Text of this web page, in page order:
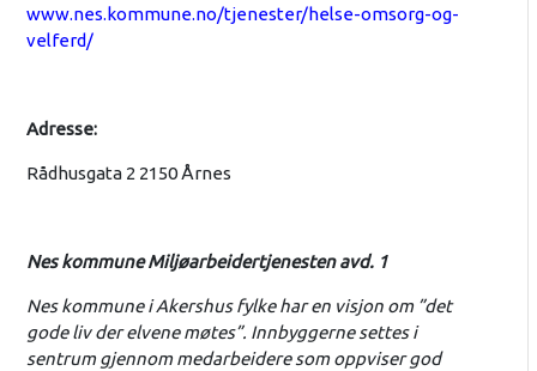
www.nes.kommune.no/tjenester/helse-omsorg-og-
velferd/
Adresse:
Rådhusgata 2 2150 Årnes
Nes kommune Miljøarbeidertjenesten avd. 1
Nes kommune i Akershus fylke har en visjon om ”det
gode liv der elvene møtes”. Innbyggerne settes i
sentrum gjennom medarbeidere som oppviser god